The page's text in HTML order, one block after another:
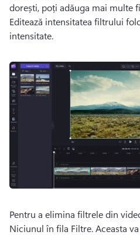
dorești, poți adăuga mai multe
Editează intensitatea filtrului
intensitate.
Pentru a elimina filtrele din
Niciunul în fila Filtre. Aceasta